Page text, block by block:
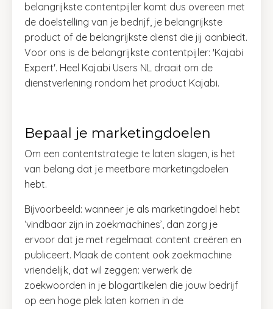
belangrijkste contentpijler komt dus overeen met
de doelstelling van je bedrijf, je belangrijkste
product of de belangrijkste dienst die jij aanbiedt.
Voor ons is de belangrijkste contentpijler: 'Kajabi
Expert'. Heel Kajabi Users NL draait om de
dienstverlening rondom het product Kajabi.
Bepaal je marketingdoelen
Om een contentstrategie te laten slagen, is het
van belang dat je meetbare marketingdoelen
hebt.
Bijvoorbeeld: wanneer je als marketingdoel hebt
‘vindbaar zijn in zoekmachines’, dan zorg je
ervoor dat je met regelmaat content creëren en
publiceert. Maak de content ook zoekmachine
vriendelijk, dat wil zeggen: verwerk de
zoekwoorden in je blogartikelen die jouw bedrijf
op een hoge plek laten komen in de